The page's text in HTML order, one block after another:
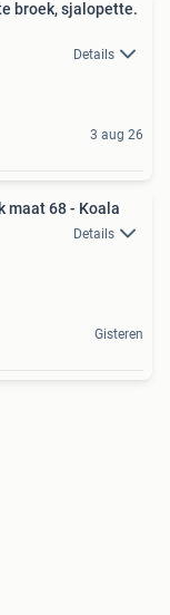
broek, sjalopette.
Details
3 aug 26
maat 68 - Koala
Details
Gisteren